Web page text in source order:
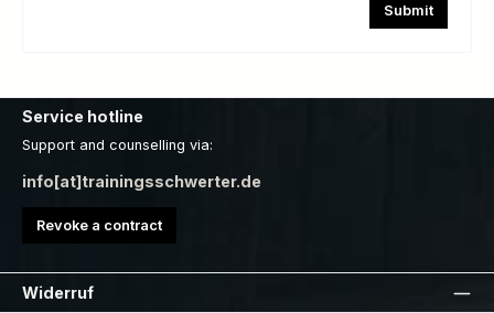
Submit
Service hotline
Support and counselling via:
info[at]trainingsschwerter.de
Revoke a contract
Widerruf